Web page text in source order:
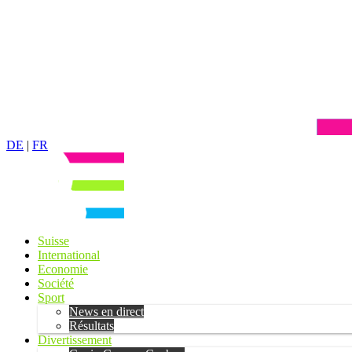
DE | FR
Suisse
International
Economie
Société
Sport
News en direct
Résultats
Divertissement